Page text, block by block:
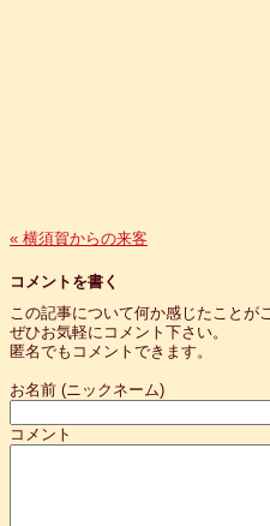
« 横須賀からの来客
コメントを書く
この記事について何か感じたことが
ぜひお気軽にコメント下さい。
匿名でもコメントできます。
お名前 (ニックネーム)
コメント